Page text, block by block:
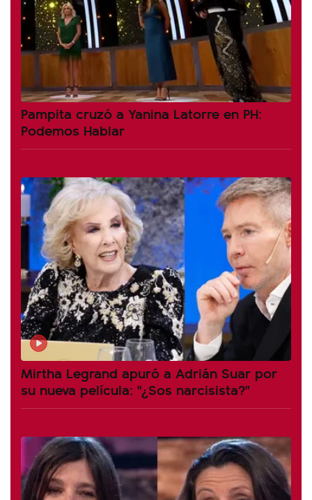
Pampita cruzó a Yanina Latorre en PH:
Podemos Hablar
Mirtha Legrand apuró a Adrián Suar por
su nueva película: "¿Sos narcisista?"